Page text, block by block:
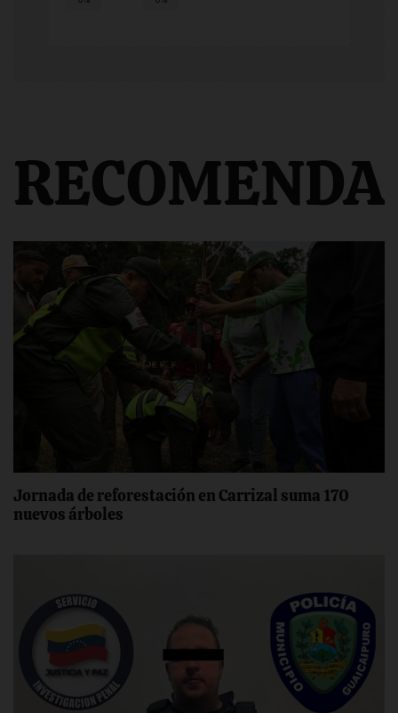
Jornada de reforestación en Carrizal suma 170
nuevos árboles